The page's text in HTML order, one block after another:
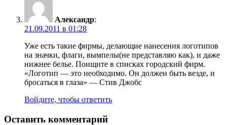
Александр:
21.09.2011 в 01:28
Уже есть такие фирмы, делающие нанесения логотипов
на значки, флаги, вымпелы(не представляю как), и даже
нижнее белье. Поищите в списках городский фирм.
«Логотип — это необходимо. Он должен быть везде, и
бросаться в глаза» — Стив Джобс
Войдите, чтобы ответить
Оставить комментарий